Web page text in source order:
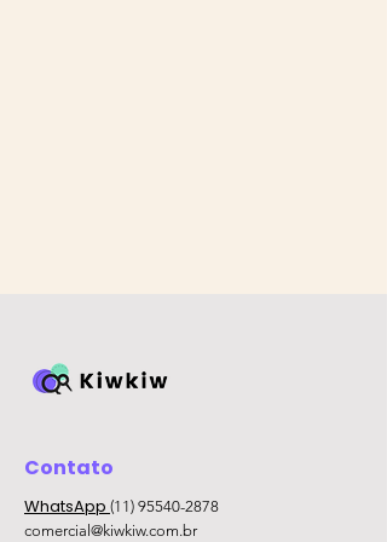
Contato
WhatsApp (11) 95540-2878
comercial@kiwkiw.com.br